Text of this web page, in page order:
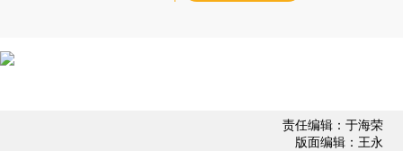
责任编辑：于海荣
版面编辑：王永